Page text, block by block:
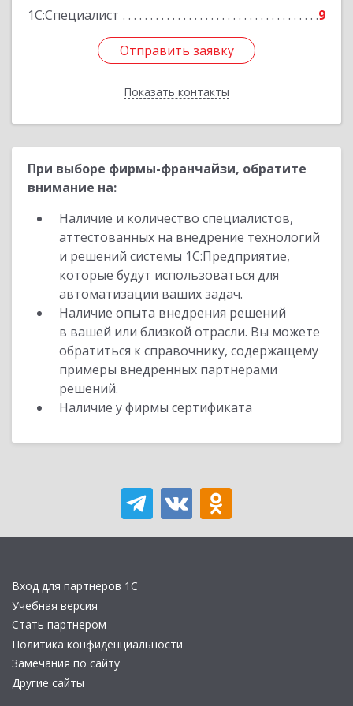
1С:Специалист
9
Отправить заявку
Показать контакты
Отправить заявку
Назад
При выборе фирмы-франчайзи, обратите
внимание на:
Наличие и количество специалистов,
аттестованных на внедрение технологий
и решений системы 1С:Предприятие,
которые будут использоваться для
автоматизации ваших задач.
Наличие опыта внедрения решений
в вашей или близкой отрасли. Вы можете
обратиться к справочнику, содержащему
примеры внедренных партнерами
решений.
Наличие у фирмы сертификата
Вход для партнеров 1С
Учебная версия
Стать партнером
Политика конфиденциальности
Замечания по сайту
Другие сайты